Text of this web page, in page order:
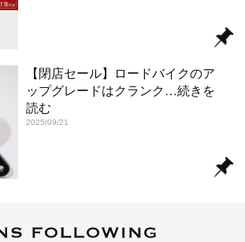
【閉店セール】ロードバイクのア
ップグレードはクランク …続きを
読む
2025/09/21